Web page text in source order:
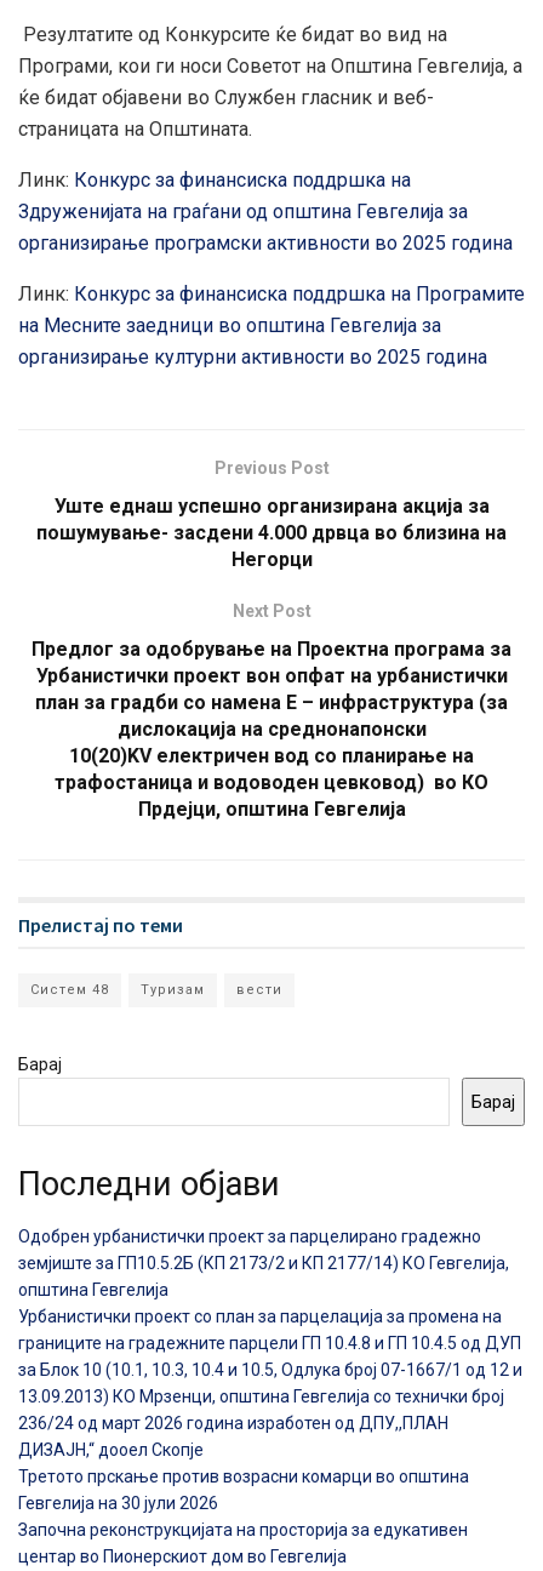
Резултатите од Конкурсите ќе бидат во вид на
Програми, кои ги носи Советот на Општина Гевгелија, а
ќе бидат објавени во Службен гласник и веб-
страницата на Општината.
Линк: Конкурс за финансиска поддршка на
Здруженијата на граѓани од општина Гевгелија за
организирање програмски активности во 2025 година
Линк: Конкурс за финансиска поддршка на Програмите
на Месните заедници во општина Гевгелија за
организирање културни активности во 2025 година
Previous Post
Уште еднаш успешно организирана акција за
пошумување- засдени 4.000 дрвца во близина на
Негорци
Next Post
Предлог за одобрување на Проектна програма за
Урбанистички проект вон опфат на урбанистички
план за градби со намена Е – инфраструктура (за
дислокација на среднонапонски
10(20)KV електричен вод со планирање на
трафостаница и водоводен цевковод) во КО
Прдејци, општина Гевгелија
Прелистај по теми
Систем 48 Туризам вести
Барај
Барај
Последни објави
Одобрен урбанистички проект за парцелирано градежно
земјиште за ГП10.5.2Б (КП 2173/2 и КП 2177/14) КО Гевгелија,
општина Гевгелија
Урбанистички проект со план за парцелација за промена на
границите на градежните парцели ГП 10.4.8 и ГП 10.4.5 од ДУП
за Блок 10 (10.1, 10.3, 10.4 и 10.5, Одлука број 07-1667/1 од 12 и
13.09.2013) КО Мрзенци, општина Гевгелија со технички број
236/24 од март 2026 година изработен од ДПУ,,ПЛАН
ДИЗАЈН,“ дооел Скопје
Третото прскање против возрасни комарци во општина
Гевгелија на 30 јули 2026
Започна реконструкцијата на просторија за едукативен
центар во Пионерскиот дом во Гевгелија